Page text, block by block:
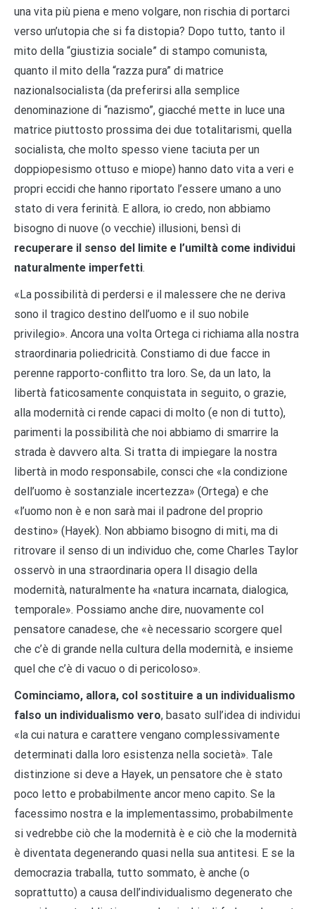
una vita più piena e meno volgare, non rischia di portarci
verso un’utopia che si fa distopia? Dopo tutto, tanto il
mito della “giustizia sociale” di stampo comunista,
quanto il mito della “razza pura” di matrice
nazionalsocialista (da preferirsi alla semplice
denominazione di “nazismo”, giacché mette in luce una
matrice piuttosto prossima dei due totalitarismi, quella
socialista, che molto spesso viene taciuta per un
doppiopesismo ottuso e miope) hanno dato vita a veri e
propri eccidi che hanno riportato l’essere umano a uno
stato di vera ferinità. E allora, io credo, non abbiamo
bisogno di nuove (o vecchie) illusioni, bensì di
recuperare il senso del limite e l’umiltà come individui
naturalmente imperfetti.
«La possibilità di perdersi e il malessere che ne deriva
sono il tragico destino dell’uomo e il suo nobile
privilegio». Ancora una volta Ortega ci richiama alla nostra
straordinaria poliedricità. Constiamo di due facce in
perenne rapporto-conflitto tra loro. Se, da un lato, la
libertà faticosamente conquistata in seguito, o grazie,
alla modernità ci rende capaci di molto (e non di tutto),
parimenti la possibilità che noi abbiamo di smarrire la
strada è davvero alta. Si tratta di impiegare la nostra
libertà in modo responsabile, consci che «la condizione
dell’uomo è sostanziale incertezza» (Ortega) e che
«l’uomo non è e non sarà mai il padrone del proprio
destino» (Hayek). Non abbiamo bisogno di miti, ma di
ritrovare il senso di un individuo che, come Charles Taylor
osservò in una straordinaria opera Il disagio della
modernità, naturalmente ha «natura incarnata, dialogica,
temporale». Possiamo anche dire, nuovamente col
pensatore canadese, che «è necessario scorgere quel
che c’è di grande nella cultura della modernità, e insieme
quel che c’è di vacuo o di pericoloso».
Cominciamo, allora, col sostituire a un individualismo
falso un individualismo vero, basato sull’idea di individui
«la cui natura e carattere vengano complessivamente
determinati dalla loro esistenza nella società». Tale
distinzione si deve a Hayek, un pensatore che è stato
poco letto e probabilmente ancor meno capito. Se la
facessimo nostra e la implementassimo, probabilmente
si vedrebbe ciò che la modernità è e ciò che la modernità
è diventata degenerando quasi nella sua antitesi. E se la
democrazia traballa, tutto sommato, è anche (o
soprattutto) a causa dell’individualismo degenerato che